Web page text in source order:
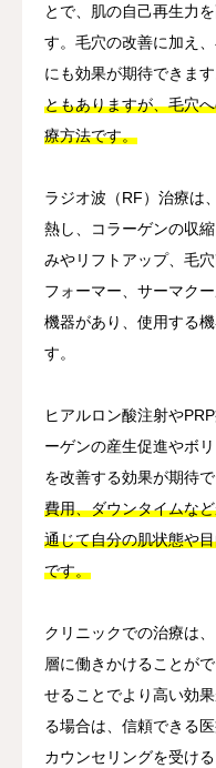
とで、肌の自己再生力
す。毛穴の改善に加え
にも効果が期待できます
ともありますが、毛穴
療方法です。
ラジオ波（RF）治療は
熱し、コラーゲンの収
みやリフトアップ、毛
フォーマー、サーマク
機器があり、使用する
す。
ヒアルロン酸注射や
ーゲンの産生促進やボ
を改善する効果が期待で
費用、ダウンタイムな
通じて自分の肌状態や
です。
クリニックでの治療は
層に働きかけることが
せることでより高い効
る場合は、信頼できる
カウンセリングを受け